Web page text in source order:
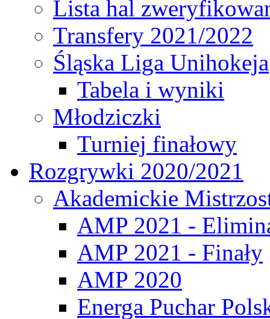
Lista hal
Transfery 2021/2022
Śląska Liga Unihokeja
Tabela i wyniki
Młodziczki
Turniej finałowy
Rozgrywki 2020/2021
Akademickie
AMP 2021 -
AMP 2021 - Finały
AMP 2020
Energa Puchar